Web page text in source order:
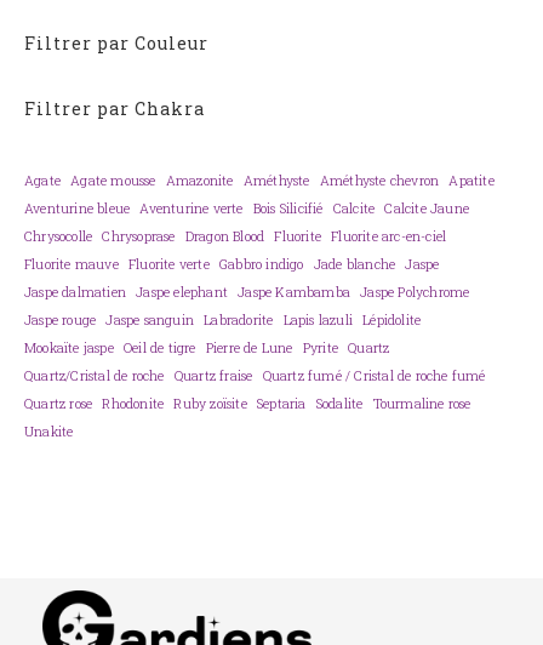
Filtrer par Couleur
Filtrer par Chakra
Agate Agate mousse Amazonite Améthyste Améthyste chevron
Apatite
Aventurine bleue
Aventurine verte Bois Silicifié Calcite
Calcite Jaune
Chrysocolle
Chrysoprase Dragon Blood Fluorite Fluorite arc-en-ciel
Fluorite mauve Fluorite verte Gabbro indigo Jade blanche
Jaspe
Jaspe dalmatien
Jaspe elephant Jaspe Kambamba
Jaspe Polychrome
Jaspe rouge
Jaspe sanguin Labradorite Lapis lazuli
Lépidolite
Mookaïte jaspe Oeil de tigre Pierre de Lune Pyrite Quartz
Quartz/Cristal de roche
Quartz fraise
Quartz fumé / Cristal de roche fumé
Quartz rose
Rhodonite Ruby zoïsite Septaria Sodalite
Tourmaline rose
Unakite